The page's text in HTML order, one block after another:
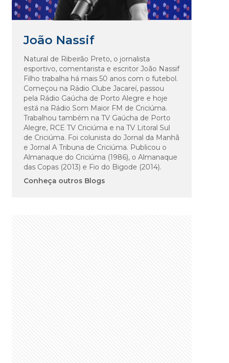
João Nassif
Natural de Ribeirão Preto, o jornalista
esportivo, comentarista e escritor João Nassif
Filho trabalha há mais 50 anos com o futebol.
Começou na Rádio Clube Jacareí, passou
pela Rádio Gaúcha de Porto Alegre e hoje
está na Rádio Som Maior FM de Criciúma.
Trabalhou também na TV Gaúcha de Porto
Alegre, RCE TV Criciúma e na TV Litoral Sul
de Criciúma. Foi colunista do Jornal da Manhã
e Jornal A Tribuna de Criciúma. Publicou o
Almanaque do Criciúma (1986), o Almanaque
das Copas (2013) e Fio do Bigode (2014).
Conheça outros Blogs